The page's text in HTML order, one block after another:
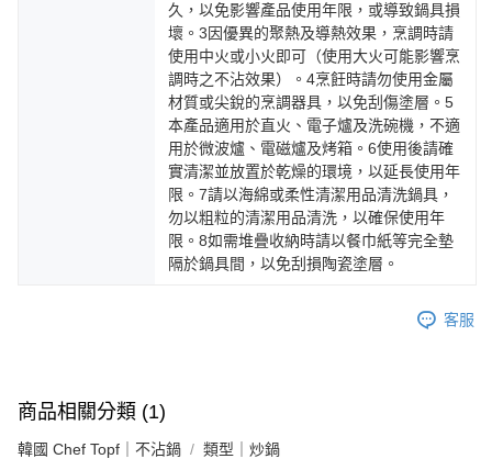
久，以免影響產品使用年限，或導致鍋具損
壞。3因優異的聚熱及導熱效果，烹調時請
使用中火或小火即可（使用大火可能影響烹
調時之不沾效果）。4烹飪時請勿使用金屬
材質或尖銳的烹調器具，以免刮傷塗層。5
本產品適用於直火、電子爐及洗碗機，不適
用於微波爐、電磁爐及烤箱。6使用後請確
實清潔並放置於乾燥的環境，以延長使用年
限。7請以海綿或柔性清潔用品清洗鍋具，
勿以粗粒的清潔用品清洗，以確保使用年
限。8如需堆疊收納時請以餐巾紙等完全墊
隔於鍋具間，以免刮損陶瓷塗層。
客服
商品相關分類 (1)
韓國 Chef Topf｜不沾鍋 類型｜炒鍋